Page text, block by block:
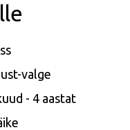
valge
- 4 aastat